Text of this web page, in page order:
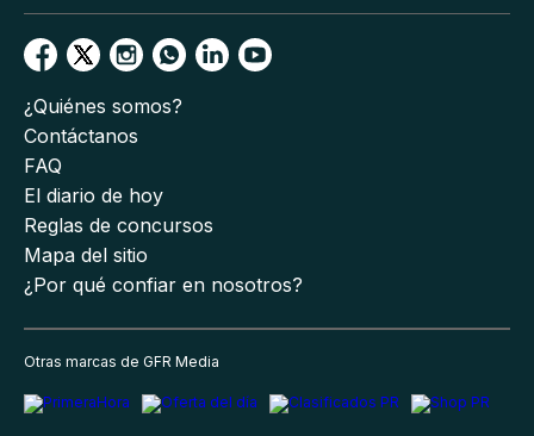
¿Quiénes somos?
Contáctanos
FAQ
El diario de hoy
Reglas de concursos
Mapa del sitio
¿Por qué confiar en nosotros?
Otras marcas de GFR Media